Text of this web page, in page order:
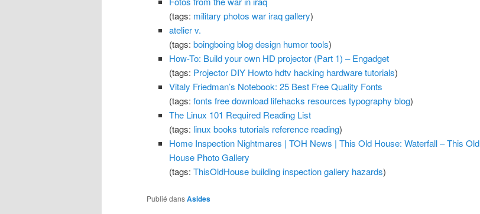
(tags: military photos war iraq gallery)
atelier v.
(tags: boingboing blog design humor tools)
How-To: Build your own HD projector (Part 1) – Engadget
(tags: Projector DIY Howto hdtv hacking hardware tutorials)
Vitaly Friedman’s Notebook: 25 Best Free Quality Fonts
(tags: fonts free download lifehacks resources typography blog)
The Linux 101 Required Reading List
(tags: linux books tutorials reference reading)
Home Inspection Nightmares | TOH News | This Old House: Waterfall – This Old
House Photo Gallery
(tags: ThisOldHouse building inspection gallery hazards)
Publié dansAsides